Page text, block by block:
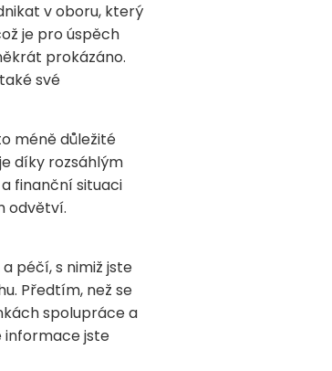
v oboru, který
je pro úspěch
prokázáno.
své
méně důležité
díky rozsáhlým
finanční situaci
odvětví.
péčí, s nimiž jste
Předtím, než se
spolupráce a
informace jste